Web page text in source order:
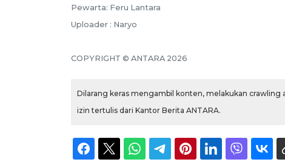
Pewarta: Feru Lantara
Uploader : Naryo
COPYRIGHT © ANTARA 2026
Dilarang keras mengambil konten, melakukan
izin tertulis dari Kantor Berita ANTARA.